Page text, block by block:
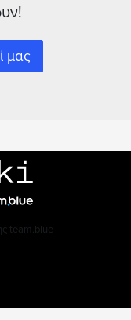
μας
team.blue